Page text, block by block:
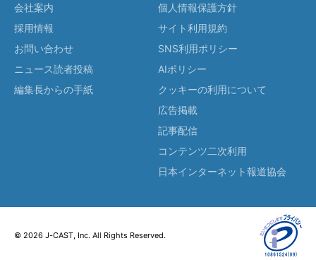
会社案内
採用情報
お問い合わせ
ニュース読者投稿
編集長からの手紙
個人情報保護方針
サイト利用規約
SNS利用ポリシー
AIポリシー
クッキーの利用について
広告掲載
記事配信
コンテンツ二次利用
日本インターネット報道協会
© 2026 J-CAST, Inc. All Rights Reserved.